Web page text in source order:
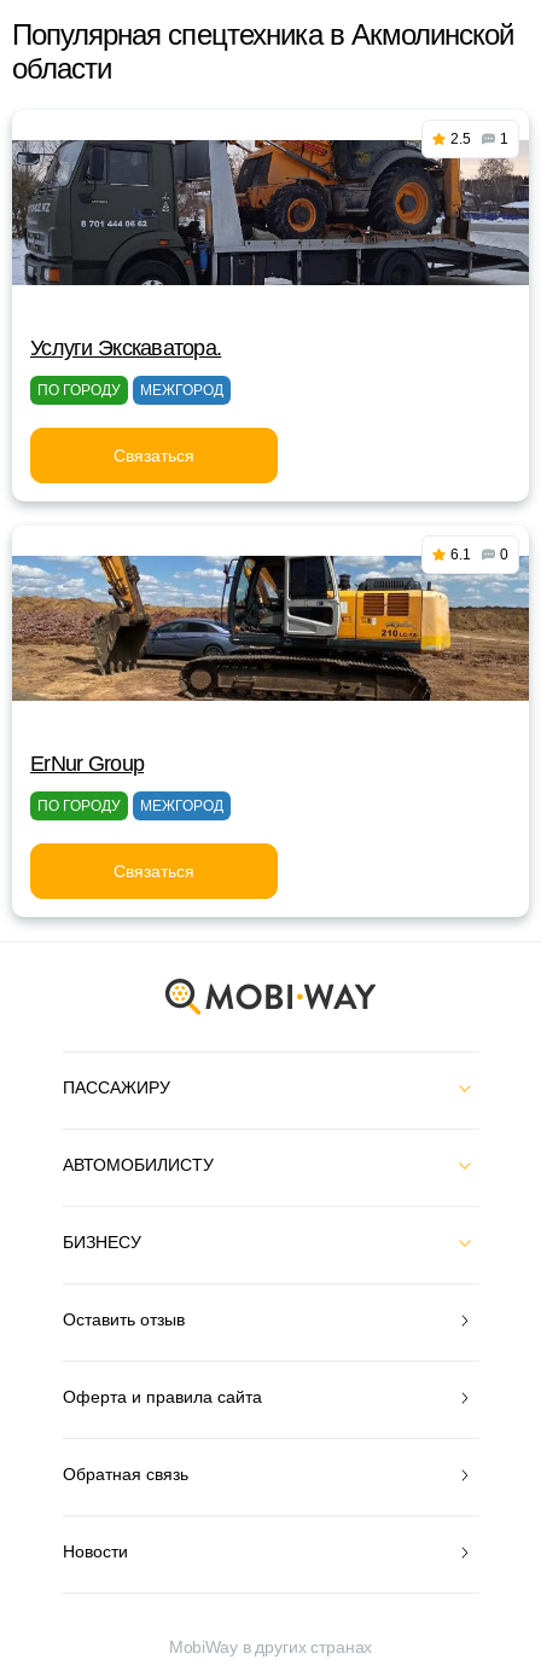
Популярная спецтехника в Акмолинской
области
2.5 1
Услуги Экскаватора.
ПО ГОРОДУ МЕЖГОРОД
Связаться
6.1 0
ErNur Group
ПО ГОРОДУ МЕЖГОРОД
Связаться
ПАССАЖИРУ
АВТОМОБИЛИСТУ
БИЗНЕСУ
Оставить отзыв
Оферта и правила сайта
Обратная связь
Новости
MobiWay в других странах